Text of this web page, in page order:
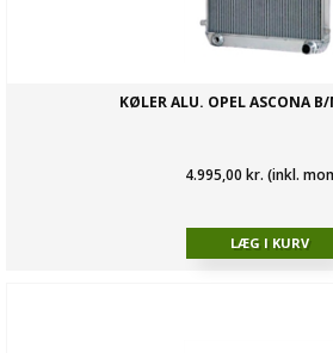
KØLER ALU. OPEL ASCONA
4.995,00 kr. (inkl.